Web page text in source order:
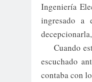
Ingeniería
ingresado a
Cuando
escuchado
contaba con